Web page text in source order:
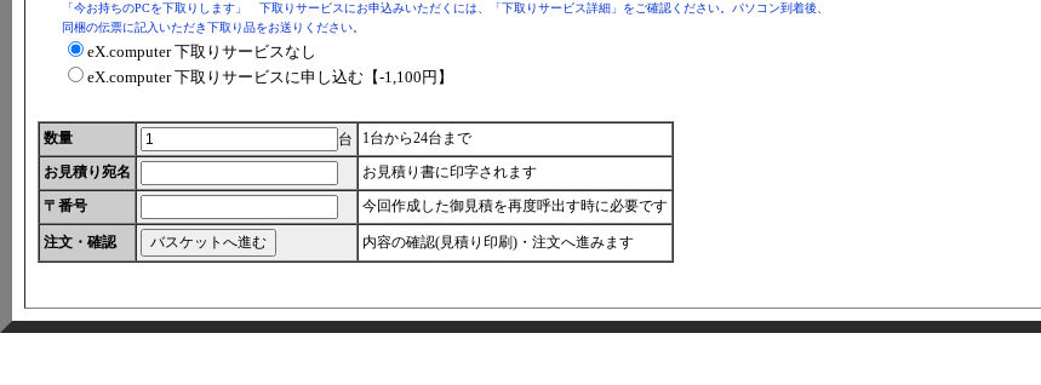
「今お持ちのPCを下取りします」 下取りサービスにお申込みいただくには、「下取りサービス詳細」をご確認ください。パソコン到着後、
同梱の伝票に記入いただき下取り品をお送りください。
eX.computer 下取りサービスなし
eX.computer 下取りサービスに申し込む【-1,100円】
数量 台
1台から24台まで
お見積り宛名
お見積り書に印字されます
〒番号
今回作成した御見積を再度呼出す時に必要です
注文・確認 内容の確認(見積り印刷)・注文へ進みます